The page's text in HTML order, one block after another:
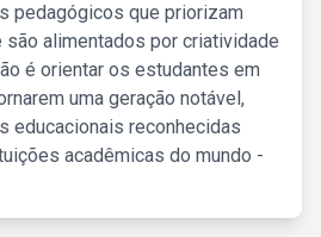
pedagógicos que priorizam
alimentados por criatividade
é orientar os estudantes em
uma geração notável,
educacionais reconhecidas
acadêmicas do mundo -